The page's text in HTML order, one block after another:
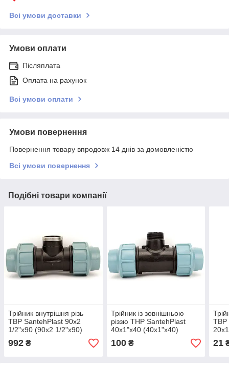
Всі умови доставки
Умови оплати
Післяплата
Оплата на рахунок
Всі умови оплати
Умови повернення
Повернення товару впродовж 14 днів за домовленістю
Всі умови повернення
Подібні товари компанії
Трійник внутрішня різь
ТВР SantehPlast 90х2
1/2"х90 (90х2 1/2"х90)
992 ₴
Трійник із зовнішньою
різзю ТНР SantehPlast
40х1"х40 (40х1"х40)
100₴
ТВР
21